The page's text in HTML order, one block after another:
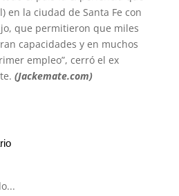
en la ciudad de Santa Fe con
que permitieron que miles
capacidades y en muchos
empleo”, cerró el ex
(Jackemate.com)